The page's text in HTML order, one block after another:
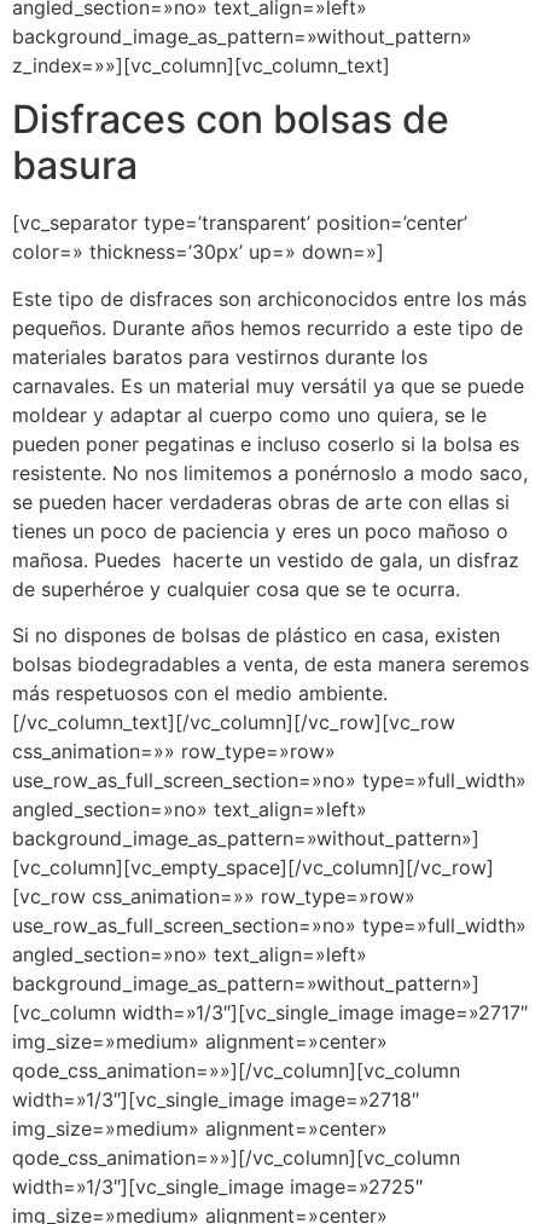
angled_section=»no» text_align=»left»
background_image_as_pattern=»without_pattern»
z_index=»»][vc_column][vc_column_text]
Disfraces con bolsas de
basura
[vc_separator type=’transparent’ position=’center’
color=» thickness=’30px’ up=» down=»]
Este tipo de disfraces son archiconocidos entre los más
pequeños. Durante años hemos recurrido a este tipo de
materiales baratos para vestirnos durante los
carnavales. Es un material muy versátil ya que se puede
moldear y adaptar al cuerpo como uno quiera, se le
pueden poner pegatinas e incluso coserlo si la bolsa es
resistente. No nos limitemos a ponérnoslo a modo saco,
se pueden hacer verdaderas obras de arte con ellas si
tienes un poco de paciencia y eres un poco mañoso o
mañosa. Puedes hacerte un vestido de gala, un disfraz
de superhéroe y cualquier cosa que se te ocurra.
Si no dispones de bolsas de plástico en casa, existen
bolsas biodegradables a venta, de esta manera seremos
más respetuosos con el medio ambiente.
[/vc_column_text][/vc_column][/vc_row][vc_row
css_animation=»» row_type=»row»
use_row_as_full_screen_section=»no» type=»full_width»
angled_section=»no» text_align=»left»
background_image_as_pattern=»without_pattern»]
[vc_column][vc_empty_space][/vc_column][/vc_row]
[vc_row css_animation=»» row_type=»row»
use_row_as_full_screen_section=»no» type=»full_width»
angled_section=»no» text_align=»left»
background_image_as_pattern=»without_pattern»]
[vc_column width=»1/3″][vc_single_image image=»2717″
img_size=»medium» alignment=»center»
qode_css_animation=»»][/vc_column][vc_column
width=»1/3″][vc_single_image image=»2718″
img_size=»medium» alignment=»center»
qode_css_animation=»»][/vc_column][vc_column
width=»1/3″][vc_single_image image=»2725″
img_size=»medium» alignment=»center»